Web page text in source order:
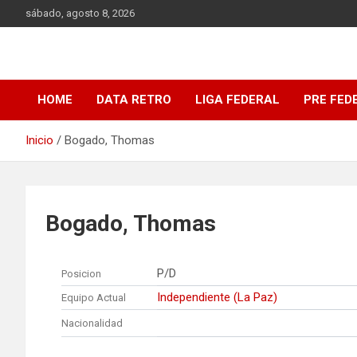
al
sábado, agosto 8, 2026
DATA Basquet
HOME DATA RETRO LIGA FEDERAL PRE
Inicio Bogado, Thomas
Bogado, Thomas
Posicion P/D
Equipo Actual Independiente (La Paz)
Nacionalidad